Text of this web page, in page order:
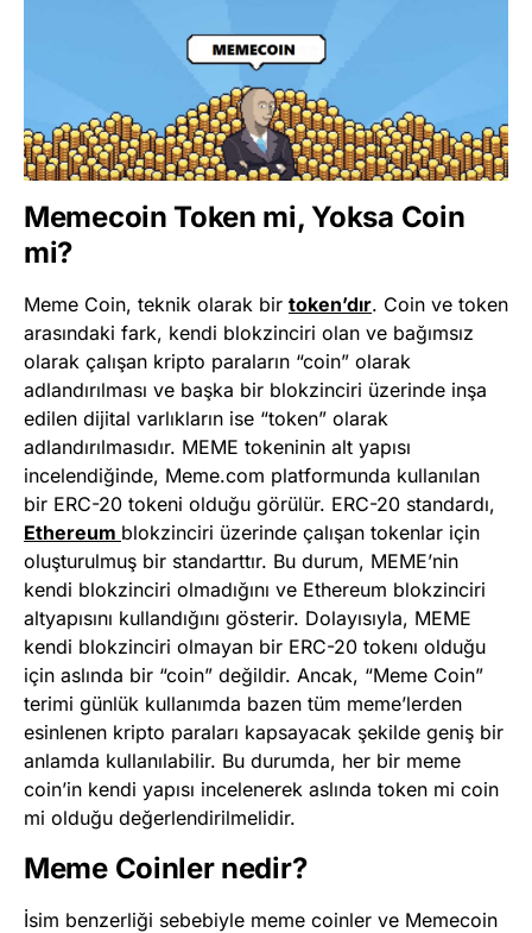
Memecoin Token mi, Yoksa Coin
mi?
Meme Coin, teknik olarak bir token’dır. Coin ve token
arasındaki fark, kendi blokzinciri olan ve bağımsız
olarak çalışan kripto paraların “coin” olarak
adlandırılması ve başka bir blokzinciri üzerinde inşa
edilen dijital varlıkların ise “token” olarak
adlandırılmasıdır. MEME tokeninin alt yapısı
incelendiğinde, Meme.com platformunda kullanılan
bir ERC-20 tokeni olduğu görülür. ERC-20 standardı,
Ethereum blokzinciri üzerinde çalışan tokenlar için
oluşturulmuş bir standarttır. Bu durum, MEME’nin
kendi blokzinciri olmadığını ve Ethereum blokzinciri
altyapısını kullandığını gösterir. Dolayısıyla, MEME
kendi blokzinciri olmayan bir ERC-20 tokenı olduğu
için aslında bir “coin” değildir. Ancak, “Meme Coin”
terimi günlük kullanımda bazen tüm meme’lerden
esinlenen kripto paraları kapsayacak şekilde geniş bir
anlamda kullanılabilir. Bu durumda, her bir meme
coin’in kendi yapısı incelenerek aslında token mi coin
mi olduğu değerlendirilmelidir.
Meme Coinler nedir?
İsim benzerliği sebebiyle meme coinler ve Memecoin